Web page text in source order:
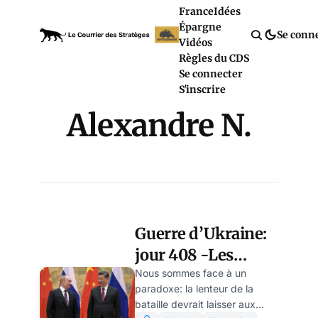
FranceIdées
Épargne
Vidéos
Règles du CDS
Se connecter
S'inscrire
Se
Alexandre N.
Guerre d’Ukraine:
jour 408 -Les
dirigeants
occidentaux entre
Nous sommes face à un
paradoxe: la lenteur de la
bataille devrait laisser aux